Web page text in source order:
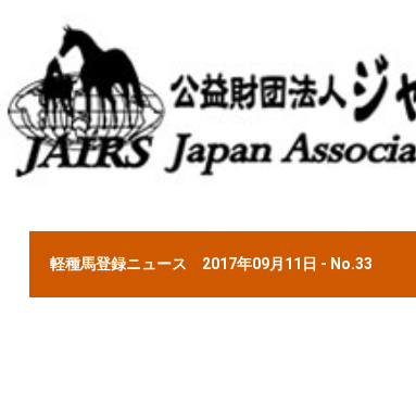
軽種馬登録ニュース 2017年09月11日 - No.33